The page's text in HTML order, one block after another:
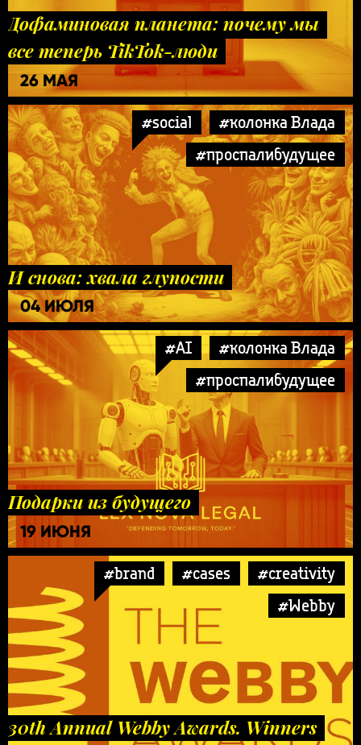
Дофаминовая планета: почему мы
все теперь TikTok-люди
26 МАЯ
#social
#колонка Влада
#проспалибудущее
И снова: хвала глупости
04 ИЮЛЯ
#AI
#колонка Влада
#проспалибудущее
Подарки из будущего
19 ИЮНЯ
#brand #cases
#creativity
#Webby
30th Annual Webby Awards. Winners